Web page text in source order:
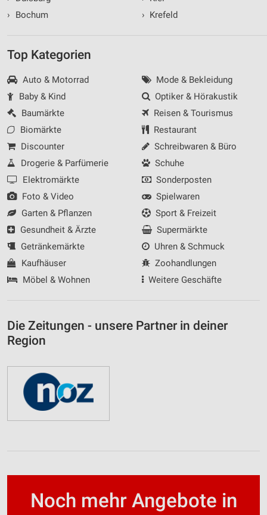
›
Bochum
› Krefeld
Top Kategorien
Auto & Motorrad
Baby & Kind
Baumärkte
Biomärkte
Discounter
Drogerie & Parfümerie
Elektromärkte
Foto & Video
Garten & Pflanzen
Gesundheit & Ärzte
Getränkemärkte
Kaufhäuser
Möbel & Wohnen
Mode & Bekleidung
Optiker & Hörakustik
Reisen & Tourismus
Restaurant
Schreibwaren & Büro
Schuhe
Sonderposten
Spielwaren
Sport & Freizeit
Supermärkte
Uhren & Schmuck
Zoohandlungen
Weitere Geschäfte
Die Zeitungen - unsere Partner in deiner
Region
Noch mehr Angebote in